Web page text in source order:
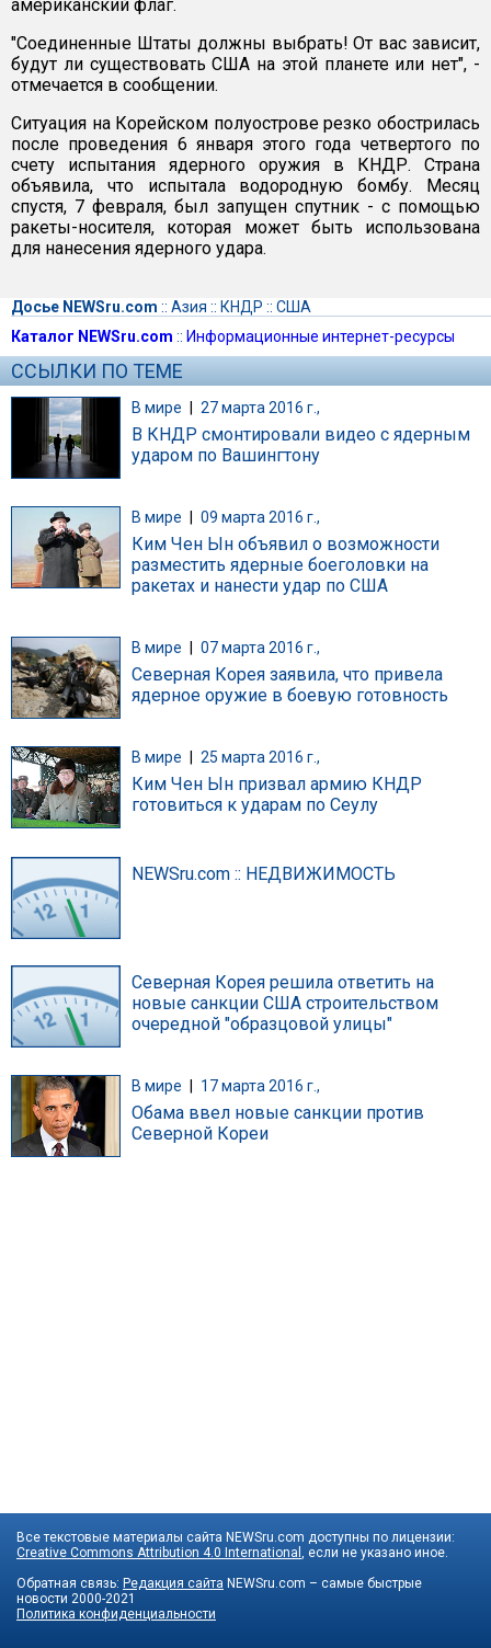
американский флаг.
"Соединенные Штаты должны выбрать! От вас зависит,
будут ли существовать США на этой планете или нет", -
отмечается в сообщении.
Ситуация на Корейском полуострове резко обострилась
после проведения 6 января этого года четвертого по
счету испытания ядерного оружия в КНДР. Страна
объявила, что испытала водородную бомбу. Месяц
спустя, 7 февраля, был запущен спутник - с помощью
ракеты-носителя, которая может быть использована
для нанесения ядерного удара.
Досье NEWSru.com :: Азия :: КНДР :: США
Каталог NEWSru.com :: Информационные интернет-ресурсы
ССЫЛКИ ПО ТЕМЕ
В мире | 27 марта 2016 г.,
В КНДР смонтировали видео с ядерным
ударом по Вашингтону
В мире 09 марта 2016 г.,
Ким Чен Ын объявил о возможности
разместить ядерные боеголовки на
ракетах и нанести удар по США
В мире 07 марта 2016 г.,
Северная Корея заявила, что привела
ядерное оружие в боевую готовность
В мире 25 марта 2016 г.,
Ким Чен Ын призвал армию КНДР
готовиться к ударам по Сеулу
NEWSru.com :: НЕДВИЖИМОСТЬ
Северная Корея решила ответить на
новые санкции США строительством
очередной "образцовой улицы"
В мире 17 марта 2016 г.,
Обама ввел новые санкции против
Северной Кореи
Все текстовые материалы сайта NEWSru.com доступны по лицензии:
Creative Commons Attribution 4.0 International , если не указано иное.
Обратная связь: Редакция сайта NEWSru.com – самые быстрые
новости 2000-2021
Политика конфиденциальности